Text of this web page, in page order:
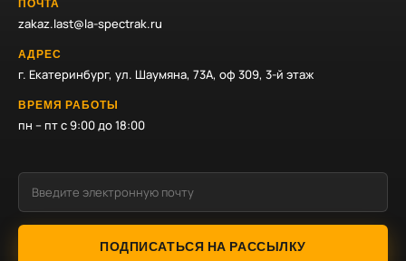
ПОЧТА
zakaz.last@la-spectrak.ru
АДРЕС
г. Екатеринбург, ул. Шаумяна, 73А, оф 309, 3-й этаж
ВРЕМЯ РАБОТЫ
пн – пт с 9:00 до 18:00
ПОДПИСАТЬСЯ НА РАССЫЛКУ